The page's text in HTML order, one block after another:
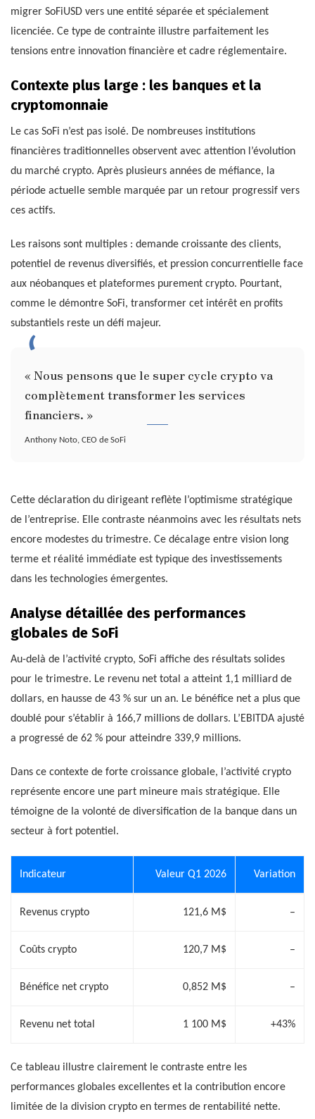
migrer SoFiUSD vers une entité séparée et spécialement
licenciée. Ce type de contrainte illustre parfaitement les
tensions entre innovation financière et cadre réglementaire.
Contexte plus large : les banques et la
cryptomonnaie
Le cas SoFi n’est pas isolé. De nombreuses institutions
financières traditionnelles observent avec attention l’évolution
du marché crypto. Après plusieurs années de méfiance, la
période actuelle semble marquée par un retour progressif vers
ces actifs.
Les raisons sont multiples : demande croissante des clients,
potentiel de revenus diversifiés, et pression concurrentielle face
aux néobanques et plateformes purement crypto. Pourtant,
comme le démontre SoFi, transformer cet intérêt en profits
substantiels reste un défi majeur.
« Nous pensons que le super cycle crypto va
complètement transformer les services
financiers. »
Anthony Noto, CEO de SoFi
Cette déclaration du dirigeant reflète l’optimisme stratégique
de l’entreprise. Elle contraste néanmoins avec les résultats nets
encore modestes du trimestre. Ce décalage entre vision long
terme et réalité immédiate est typique des investissements
dans les technologies émergentes.
Analyse détaillée des performances
globales de SoFi
Au-delà de l’activité crypto, SoFi affiche des résultats solides
pour le trimestre. Le revenu net total a atteint 1,1 milliard de
dollars, en hausse de 43 % sur un an. Le bénéfice net a plus que
doublé pour s’établir à 166,7 millions de dollars. L’EBITDA ajusté
a progressé de 62 % pour atteindre 339,9 millions.
Dans ce contexte de forte croissance globale, l’activité crypto
représente encore une part mineure mais stratégique. Elle
témoigne de la volonté de diversification de la banque dans un
secteur à fort potentiel.
Indicateur Valeur Q1 2026 Variation
Revenus crypto 121,6 M$ –
Coûts crypto 120,7 M$ –
Bénéfice net crypto 0,852 M$ –
Revenu net total 1 100 M$ +43%
Ce tableau illustre clairement le contraste entre les
performances globales excellentes et la contribution encore
limitée de la division crypto en termes de rentabilité nette.